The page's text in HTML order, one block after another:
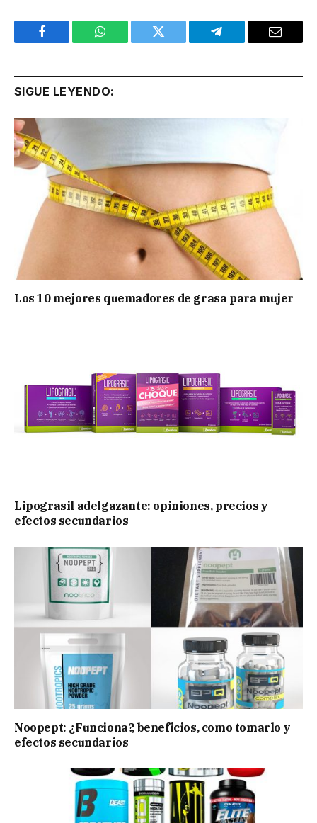
Facebook WhatsApp Twitter Telegram Email
SIGUE LEYENDO:
Los 10 mejores quemadores de grasa para mujer
Lipograsil adelgazante: opiniones, precios y
efectos secundarios
Noopept: ¿Funciona?, beneficios, como tomarlo y
efectos secundarios